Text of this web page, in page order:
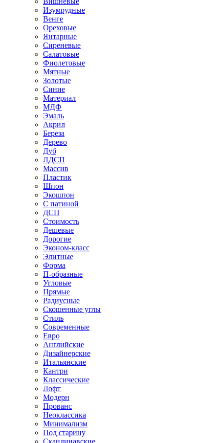
Изумрудные
Венге
Ореховые
Янтарные
Сиреневые
Салатовые
Фиолетовые
Мятные
Золотые
Синие
Материал
МДФ
Эмаль
Акрил
Береза
Дерево
Дуб
ЛДСП
Массив
Пластик
Шпон
Экошпон
С патиной
ДСП
Стоимость
Дешевые
Дорогие
Эконом-класс
Элитные
Форма
П-образные
Угловые
Прямые
Радиусные
Скошенные углы
Стиль
Современные
Евро
Английские
Дизайнерские
Итальянские
Кантри
Классические
Лофт
Модерн
Прованс
Неоклассика
Минимализм
Под старину
Скандинавские